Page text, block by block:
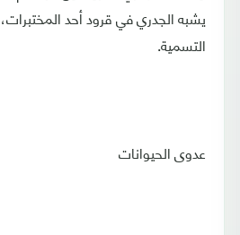
يشبه الجدري في قرود أحد
التسمية.
عدوى الحيوانات